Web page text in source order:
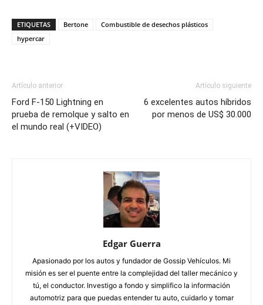
ETIQUETAS Bertone
Combustible de desechos plásticos
hypercar
Artículo anterior
Ford F-150 Lightning en
prueba de remolque y salto en
el mundo real (+VIDEO)
Artículo siguiente
6 excelentes autos híbridos
por menos de US$ 30.000
Edgar Guerra
Apasionado por los autos y fundador de Gossip Vehículos. Mi
misión es ser el puente entre la complejidad del taller mecánico y
tú, el conductor. Investigo a fondo y simplifico la información
automotriz para que puedas entender tu auto, cuidarlo y tomar